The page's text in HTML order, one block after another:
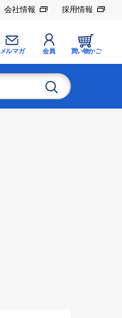
会社情報 採用情報
メルマガ 会員 買い物かご